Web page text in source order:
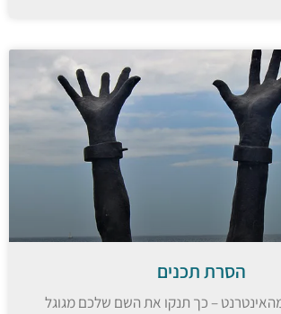
הסרת תכנים
– כך תנקו את השם שלכם מגוגל